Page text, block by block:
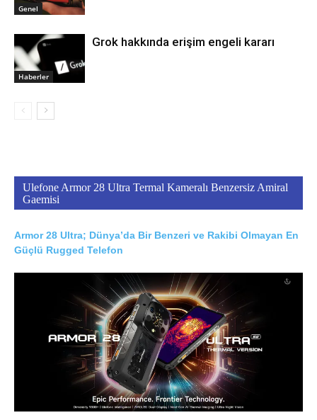
Genel
Haberler
Grok hakkında erişim engeli kararı
Ulefone Armor 28 Ultra Termal Kameralı Benzersiz Amiral
Gaemisi
Armor 28 Ultra; Dünya’da Bir Benzeri ve Rakibi Olmayan En
Güçlü Rugged Telefon